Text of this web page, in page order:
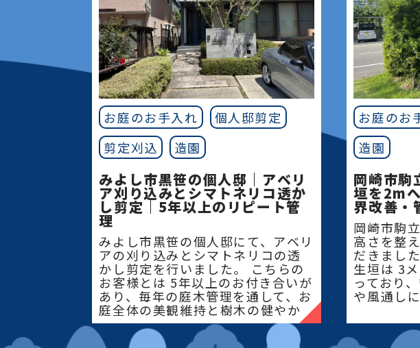
お庭のお手入れ
個人邸剪定
剪定刈込
造園
みよし市黒笹の個人邸｜アベリ
ア刈り込みとシマトネリコ透か
し剪定｜5年以上のリピート管
理
みよし市黒笹の個人邸にて、アベリ
アの刈り込みとシマトネリコの透
かし剪定を行いました。 こちらの
お客様とは 5年以上のお付き合いが
あり、毎年の庭木管理を通して、お
庭全体の美観維持と樹木の健やか
な成長をサポー
お庭のお
造園
岡崎市駒
垣を2m
界改善・
岡崎市駒
高さを整
だきまし
生垣は 3
っており
や風通し